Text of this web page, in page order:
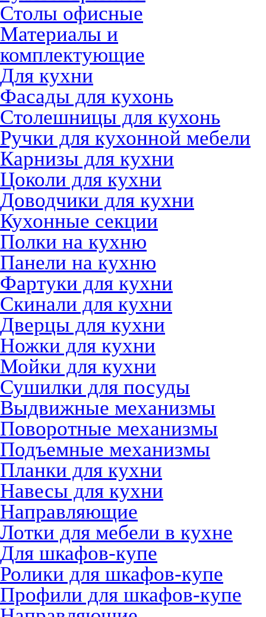
Столы офисные
Материалы и
комплектующие
Для кухни
Фасады для кухонь
Столешницы для кухонь
Ручки для кухонной мебели
Карнизы для кухни
Цоколи для кухни
Доводчики для кухни
Кухонные секции
Полки на кухню
Панели на кухню
Фартуки для кухни
Скинали для кухни
Дверцы для кухни
Ножки для кухни
Мойки для кухни
Сушилки для посуды
Выдвижные механизмы
Поворотные механизмы
Подъемные механизмы
Планки для кухни
Навесы для кухни
Направляющие
Лотки для мебели в кухне
Для шкафов-купе
Ролики для шкафов-купе
Профили для шкафов-купе